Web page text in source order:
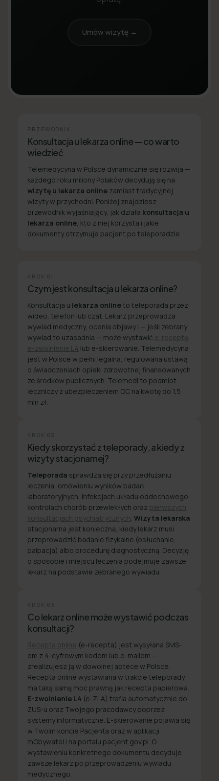
Umów wizytę →
PRZEWODNIK
Konsultacja u lekarza online — co warto
wiedzieć
Telemedycyna w Polsce dynamicznie się rozwija —
każdego roku miliony Polaków decydują się na
wizytę u lekarza online zamiast tradycyjnej
wizyty w przychodni. Poniżej znajdziesz
przewodnik wyjaśniający, jak działa konsultacja u
lekarza online , kto z niej korzysta i jakie
dokumenty otrzymuje pacjent po teleporadzie.
KROK 01
Czym jest konsultacja u lekarza online?
Konsultacja u lekarza onlineto teleporada przez
wideo, telefon lub czat. Lekarz przeprowadza
wywiad medyczny, ocenia objawy i — jeśli zebrany
wywiad to uzasadnia — może wystawić e-receptę
e-zwolnienie L4 lub e-skierowanie. Telemedycyna
jest w Polsce w pełni legalna, regulowana ustawą
o świadczeniach opieki zdrowotnej finansowanych
ze środków publicznych. Telemedi to podmiot
leczniczy z ubezpieczeniem OC na kwotę do 1,5
mln zł.
KROK 02
Kiedy skorzystać z teleporady, a kiedy z
wizyty stacjonarnej?
Teleporada sprawdza się przy przedłużaniu
leczenia, omówieniu wyników badań
laboratoryjnych, infekcjach układu oddechowego,
kontrolach chorób przewlekłych oraz pierwszych
konsultacjach psychiatrycznych Wizyta lekarska
stacjonarna jest konieczna, kiedy lekarz musi
przeprowadzić badanie fizykalne (osłuchanie,
palpacja) albo procedurę diagnostyczną. Decyzję
o sposobie i miejscu leczenia podejmuje zawsze
lekarz na podstawie zebranego wywiadu.
KROK 03
Co lekarz online może wystawić podczas
konsultacji?
Recepta online (e-recepta) jest wysyłana SMS-
em z 4-cyfrowym kodem lub e-mailem —
zrealizujesz ją w dowolnej aptece w Polsce.
Recepta online wystawiana w trakcie teleporady
ma taką samą moc prawną jak recepta papierowa.
E-zwolnienie L4 (e-ZLA) trafia automatycznie do
ZUS-u oraz Twojego pracodawcy poprzez
systemy informatyczne. E-skierowanie pojawia się
w Twoim koncie Pacjenta oraz w aplikacji
mObywatel i na portalu pacjent.gov.pl. O
wystawieniu konkretnego dokumentu decyduje
zawsze lekarz po przeprowadzeniu wywiadu
medycznego.